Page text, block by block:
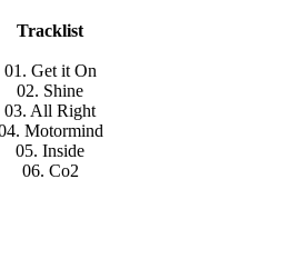
Tracklist
01. Get it On
02. Shine
03. All Right
Motormind
05. Inside
06. Co2